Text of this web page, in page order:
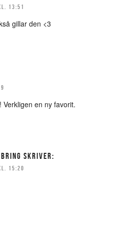
13:51
gillar den <3
en ny favorit.
SKRIVER:
15:20